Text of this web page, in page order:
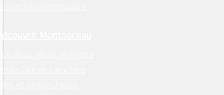
marché hebdomadaire
Montsoreau
Beau Village de France
Cité de Caractère
et Villages Fleuris